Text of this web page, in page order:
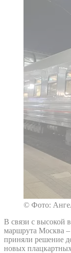
© Фото:
В связи с высокой
маршрута Москва –
приняли решение
новых